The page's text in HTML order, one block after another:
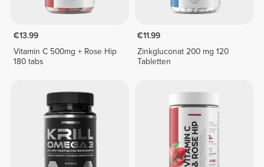
€13.99
Vitamin C 500mg + Rose Hip
180 tabs
€11.99
Zinkgluconat 200 mg 120
Tabletten